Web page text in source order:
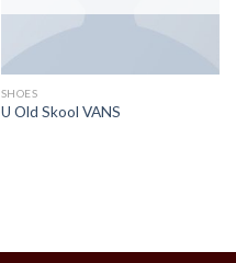
SHOES
U Old Skool VANS